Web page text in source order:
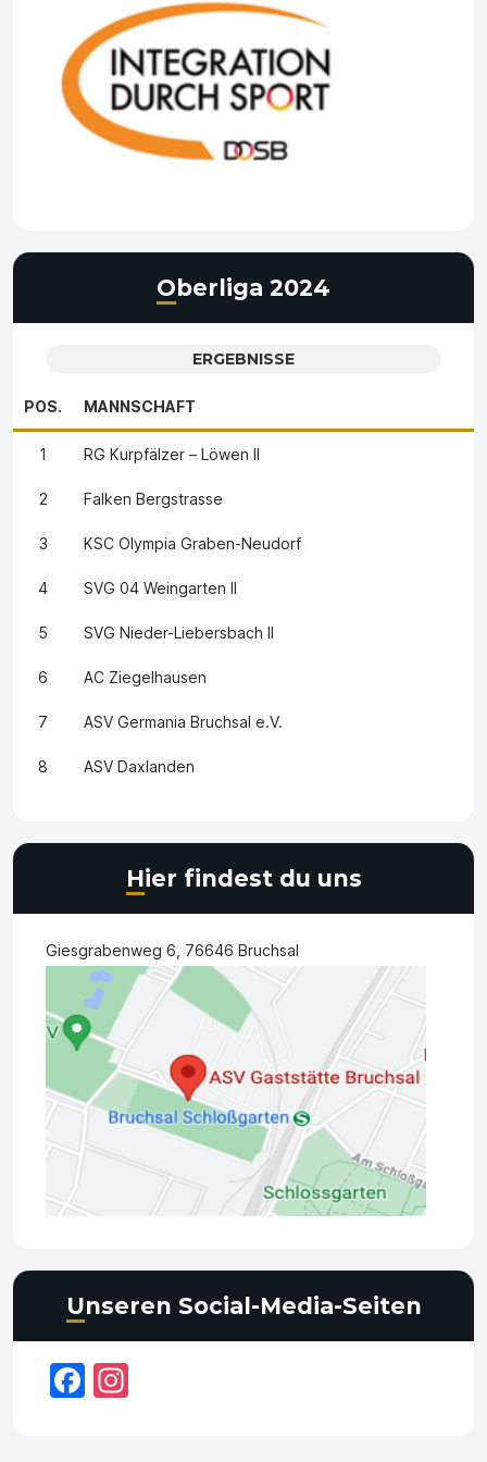
Oberliga 2024
ERGEBNISSE
POS. MANNSCHAFT
1 RG Kurpfälzer – Löwen II
2 Falken Bergstrasse
3 KSC Olympia Graben-Neudorf
4 SVG 04 Weingarten II
5 SVG Nieder-Liebersbach II
6 AC Ziegelhausen
7 ASV Germania Bruchsal e.V.
8 ASV Daxlanden
Hier findest du uns
Giesgrabenweg 6, 76646 Bruchsal
Unseren Social-Media-Seiten
Facebook